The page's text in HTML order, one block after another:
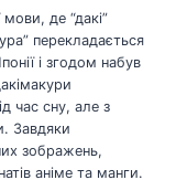
де “дакі”
перекладається
і згодом набув
час сну, але з
Завдяки
зображень,
аніме та манги.